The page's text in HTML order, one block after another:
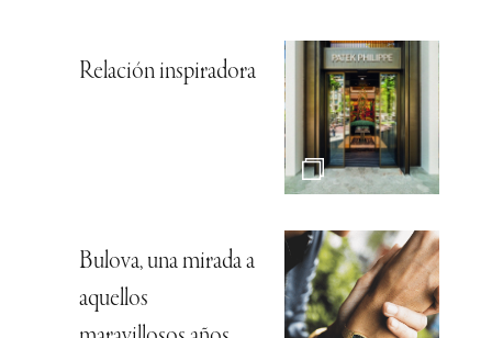
Relación inspiradora
Bulova, una mirada a
aquellos